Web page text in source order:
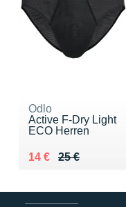
Odlo
Active F-Dry Light
ECO Herren
25 €
Au lieu de 25 €
14 €
Vendu 14 €